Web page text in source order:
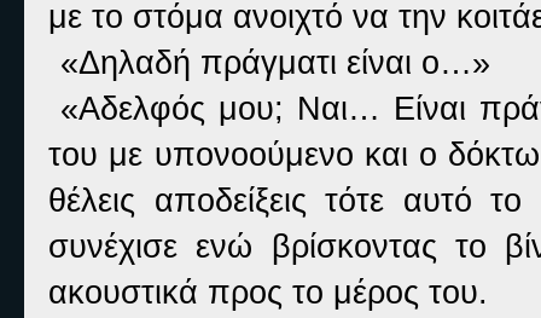
με το στόμα ανοιχτό να την
«Δηλαδή πράγματι είναι ο…»
«Αδελφός μου; Ναι… Είναι
του με υπονοούμενο και ο
θέλεις αποδείξεις τότε αυτό
συνέχισε ενώ βρίσκοντας το
ακουστικά προς το μέρος του.